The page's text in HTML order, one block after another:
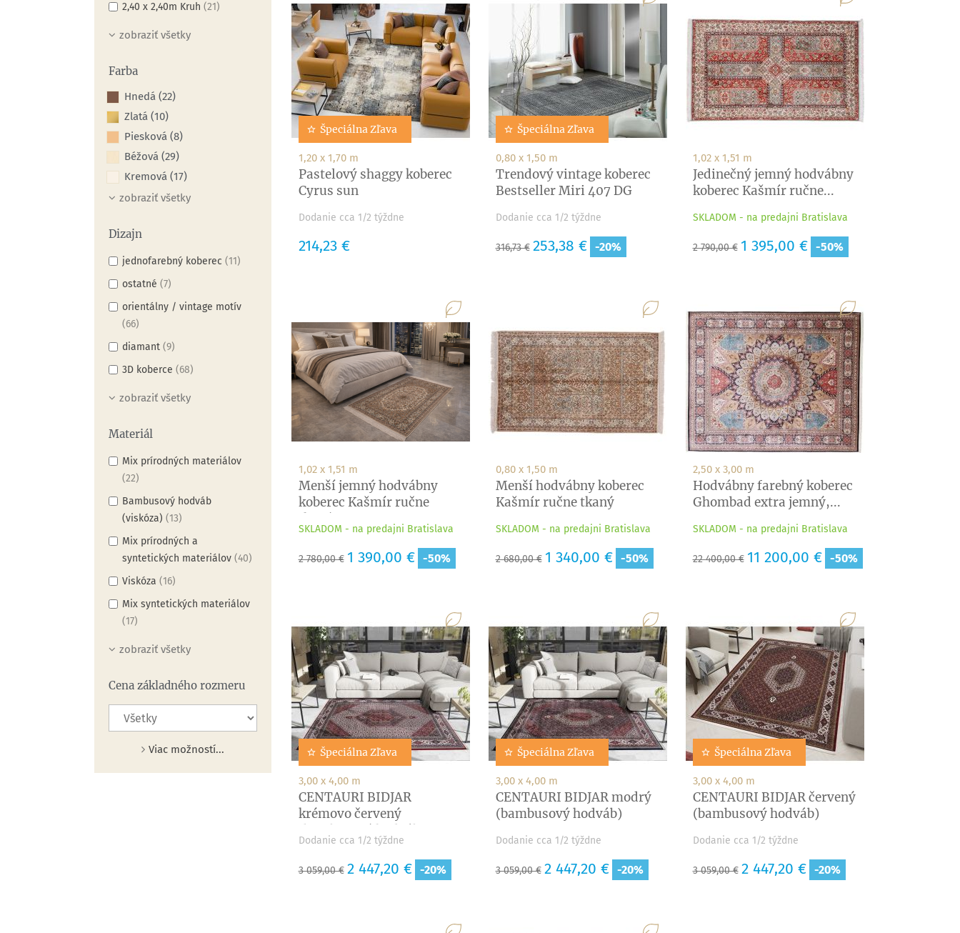
2,40 x 2,40m Kruh (21)
zobraziť všetky
Farba
Hnedá (22)
Zlatá (10)
Piesková (8)
Béžová (29)
Kremová (17)
zobraziť všetky
Dizajn
jednofarebný koberec (11)
ostatné (7)
orientálny / vintage motív
(66)
diamant (9)
3D koberce (68)
zobraziť všetky
Materiál
Mix prírodných materiálov
(22)
Bambusový hodváb
(viskóza) (13)
Mix prírodných a
syntetických materiálov (40)
Viskóza (16)
Mix syntetických materiálov
(17)
zobraziť všetky
Cena základného rozmeru
Viac možností...
Špeciálna Zľava
1,20 x 1,70 m
Pastelový shaggy koberec
Cyrus sun
Dodanie cca 1/2 týždne
Cena
214,23 €
Špeciálna Zľava
0,80 x 1,50 m
Trendový vintage koberec
Bestseller Miri 407 DG
Dodanie cca 1/2 týždne
Základná
cena
316,73 € Cena
253,38 € -20%
1,02 x 1,51 m
Jedinečný jemný hodvábny
koberec Kašmír ručne...
SKLADOM - na predajni Bratislava
Základná
2 790,00 € Cena
1 395,00 € -50%
1,02 x 1,51 m
Menší jemný hodvábny
koberec Kašmír ručne
tkaný
SKLADOM - na predajni Bratislava
Základná
2 780,00 € Cena
1 390,00 € -50%
0,80 x 1,50 m
Menší hodvábny koberec
Kašmír ručne tkaný
SKLADOM - na predajni Bratislava
Základná
2 680,00 € Cena
1 340,00 € -50%
2,50 x 3,00 m
Hodvábny farebný koberec
Ghombad extra jemný,...
SKLADOM - na predajni Bratislava
Základná
22 400,00 € Cena
11 200,00 € -50%
Špeciálna Zľava
3,00 x 4,00 m
CENTAURI BIDJAR
krémovo červený
(bambusový hodváb)
Dodanie cca 1/2 týždne
Základná
3 059,00 € Cena
2 447,20 € -20%
Špeciálna Zľava
3,00 x 4,00 m
CENTAURI BIDJAR modrý
(bambusový hodváb)
Dodanie cca 1/2 týždne
Základná
3 059,00 € Cena
2 447,20 € -20%
Špeciálna Zľava
3,00 x 4,00 m
CENTAURI BIDJAR červený
(bambusový hodváb)
Dodanie cca 1/2 týždne
Základná
3 059,00 € Cena
2 447,20 € -20%